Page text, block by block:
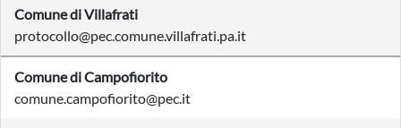
Comune di Villafrati
protocollo@pec.comune.villafrati.pa.it
Comune di Campofiorito
comune.campofiorito@pec.it